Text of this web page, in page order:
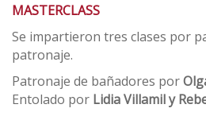
MASTERCLASS
Se impartieron tres clases por
patronaje.
Patronaje de bañadores por
Entolado por Lidia Villamil y